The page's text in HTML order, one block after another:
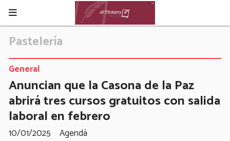
Pastelería
Anuncian que la Casona de la Paz
abrirá tres cursos gratuitos con salida
laboral en febrero
Agendá
General
10/01/2025